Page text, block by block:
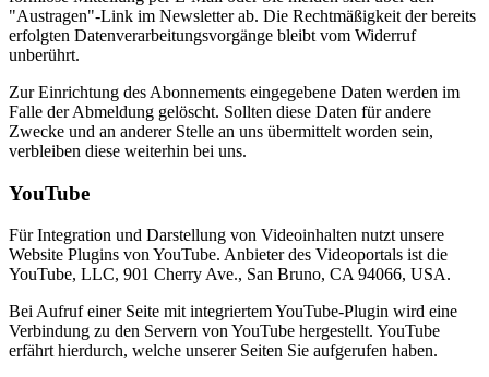
"Austragen"-Link im Newsletter ab. Die Rechtmäßigkeit der bereits
erfolgten Datenverarbeitungsvorgänge bleibt vom Widerruf
unberührt.
Zur Einrichtung des Abonnements eingegebene Daten werden im
Falle der Abmeldung gelöscht. Sollten diese Daten für andere
Zwecke und an anderer Stelle an uns übermittelt worden sein,
verbleiben diese weiterhin bei uns.
YouTube
Für Integration und Darstellung von Videoinhalten nutzt unsere
Website Plugins von YouTube. Anbieter des Videoportals ist die
YouTube, LLC, 901 Cherry Ave., San Bruno, CA 94066, USA.
Bei Aufruf einer Seite mit integriertem YouTube-Plugin wird eine
Verbindung zu den Servern von YouTube hergestellt. YouTube
erfährt hierdurch, welche unserer Seiten Sie aufgerufen haben.